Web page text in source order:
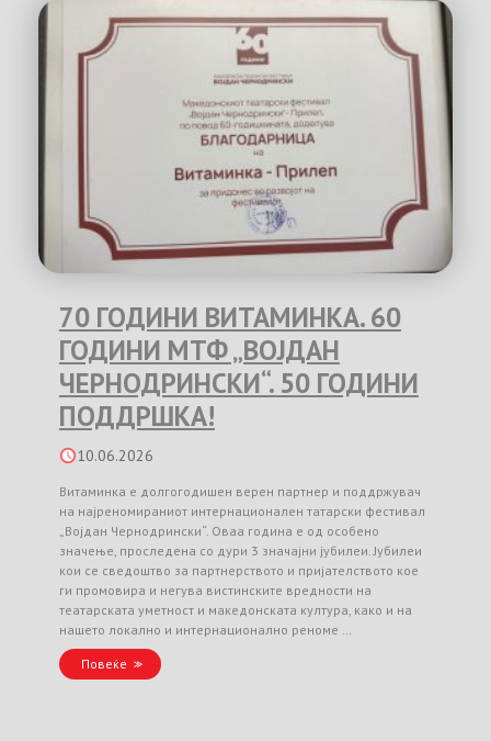
70 ГОДИНИ ВИТАМИНКА. 60
ГОДИНИ МТФ „ВОЈДАН
ЧЕРНОДРИНСКИ“. 50 ГОДИНИ
ПОДДРШКА!
10.06.2026
Витаминка е долгогодишен верен партнер и поддржувач
на најреномираниот интернационален татарски фестивал
„Војдан Чернодрински“. Оваа година е од особено
значење, проследена со дури 3 значајни јубилеи. Јубилеи
кои се сведоштво за партнерството и пријателството кое
ги промовира и негува вистинските вредности на
театарската уметност и македонската култура, како и на
нашето локално и интернационално реноме …
Повеќе